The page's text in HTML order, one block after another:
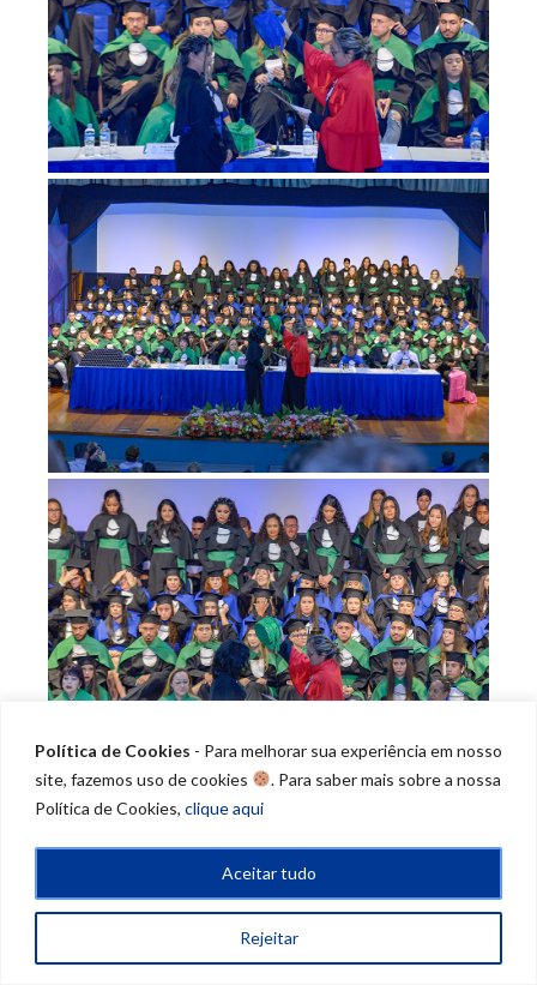
Política de Cookies - Para melhorar sua experiência em nosso
site, fazemos uso de cookies
. Para saber mais sobre a nossa
Política de Cookies, clique aqui
Rejeitar
Aceitar tudo